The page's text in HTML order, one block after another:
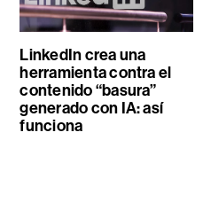
LinkedIn crea una
herramienta contra el
contenido “basura”
generado con IA: así
funciona